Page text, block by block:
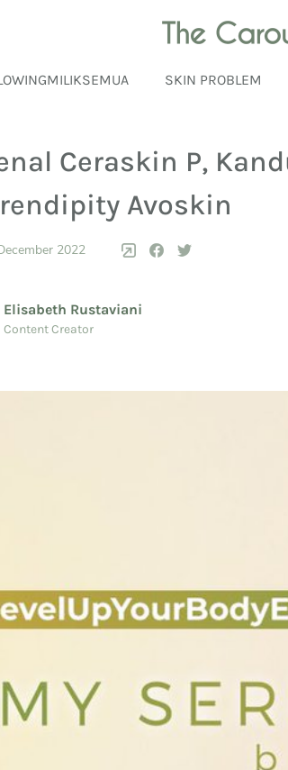
SKIN PROBLEM
Ceraskin P,
Avoskin
2022
Elisabeth Rustaviani
Content Creator